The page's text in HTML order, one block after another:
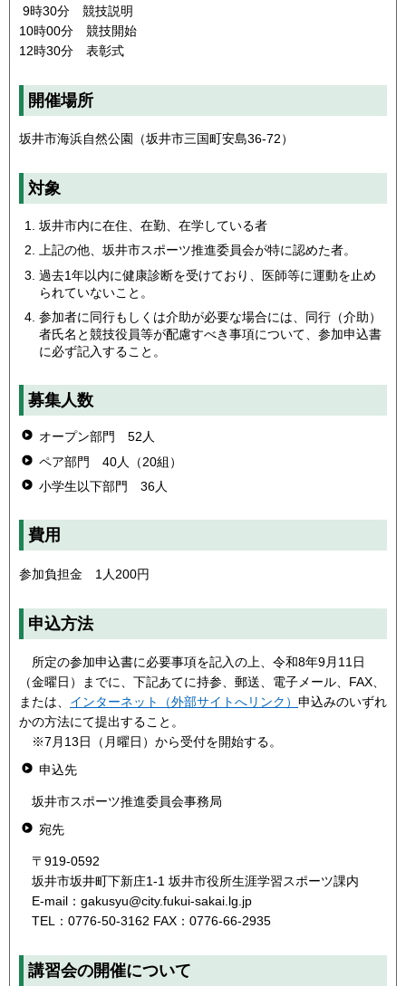
9時30分 競技説明
10時00分 競技開始
12時30分 表彰式
開催場所
坂井市海浜自然公園（坂井市三国町安島36-72）
対象
坂井市内に在住、在勤、在学している者
上記の他、坂井市スポーツ推進委員会が特に認めた者。
過去1年以内に健康診断を受けており、医師等に運動を止め
られていないこと。
参加者に同行もしくは介助が必要な場合には、同行（介助）
者氏名と競技役員等が配慮すべき事項について、参加申込書
に必ず記入すること。
募集人数
オープン部門 52人
ペア部門 40人（20組）
小学生以下部門 36人
費用
参加負担金 1人200円
申込方法
所定の参加申込書に必要事項を記入の上、令和8年9月11日
（金曜日）までに、下記あてに持参、郵送、電子メール、FAX、
または、 インターネット（外部サイトへリンク） 申込みのいずれ
かの方法にて提出すること。
※7月13日（月曜日）から受付を開始する。
申込先
坂井市スポーツ推進委員会事務局
宛先
〒919-0592
坂井市坂井町下新庄1-1 坂井市役所生涯学習スポーツ課内
E-mail：gakusyu@city.fukui-sakai.lg.jp
TEL：0776-50-3162 FAX：0776-66-2935
講習会の開催について